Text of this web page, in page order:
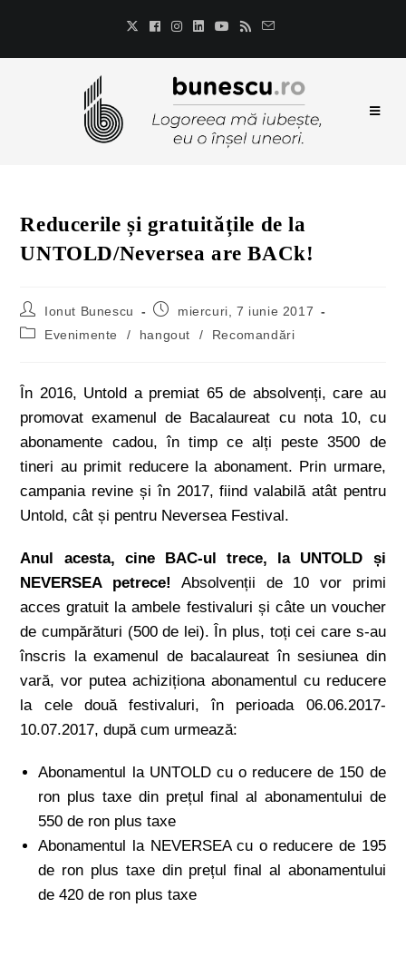
Reducerile și gratuitățile de la
UNTOLD/Neversea are BACk!
Ionut Bunescu
miercuri, 7 iunie 2017
Evenimente
/ hangout / Recomandări
În 2016, Untold a premiat 65 de absolvenți, care au
promovat examenul de Bacalaureat cu nota 10, cu
abonamente cadou, în timp ce alți peste 3500 de
tineri au primit reducere la abonament. Prin urmare,
campania revine și în 2017, fiind valabilă atât pentru
Untold, cât și pentru Neversea Festival.
Anul acesta, cine BAC-ul trece, la UNTOLD și
NEVERSEA petrece!
Absolvenții de 10 vor primi
acces gratuit la ambele festivaluri și câte un voucher
de cumpărături (500 de lei). În plus, toți cei care s-au
înscris la examenul de bacalaureat în sesiunea din
vară, vor putea achiziționa abonamentul cu reducere
la cele două festivaluri, în perioada 06.06.2017-
10.07.2017, după cum urmează:
Abonamentul la UNTOLD cu o reducere de 150 de
ron plus taxe din prețul final al abonamentului de
550 de ron plus taxe
Abonamentul la NEVERSEA cu o reducere de 195
de ron plus taxe din prețul final al abonamentului
de 420 de ron plus taxe